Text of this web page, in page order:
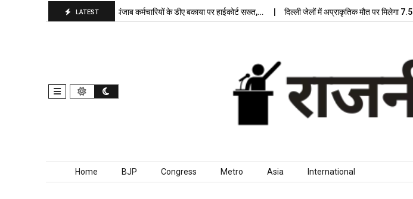
LATEST
बरकरार, बांकीपुर में… पंजाब कर्मचारियों के डीए बकाया पर हाईकोर्ट सख्त,… दिल्ली जेलों में अप्राकृतिक मौत पर मिलेगा 7.5…
Skip to content
Home BJP Congress Metro Asia International